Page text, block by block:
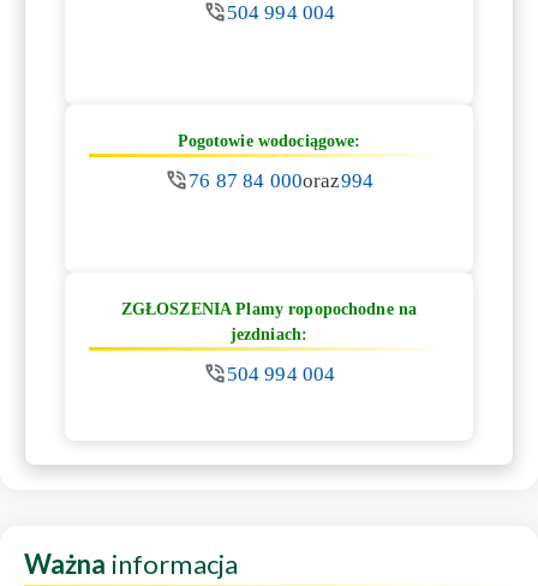
504 994 004
Pogotowie wodociągowe:
76 87 84 000oraz994
ZGŁOSZENIA Plamy ropopochodne na
jezdniach:
504 994 004
Ważna informacja